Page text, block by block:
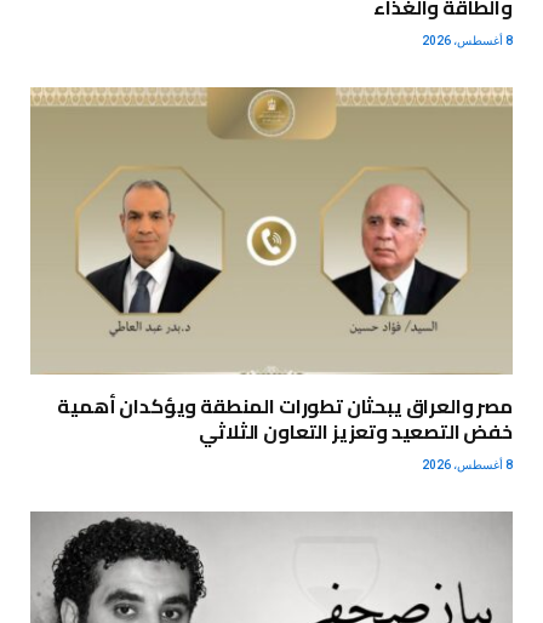
والطاقة والغذاء
8 أغسطس، 2026
مصر والعراق يبحثان تطورات المنطقة ويؤكدان أهمية
خفض التصعيد وتعزيز التعاون الثلاثي
8 أغسطس، 2026